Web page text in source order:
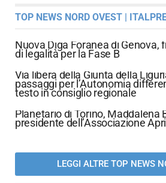
TOP NEWS NORD OVEST |
Nuova Diga Foranea di Genova,
di legalità per la Fase B
Via libera della Giunta della
passaggi per l’Autonomia
testo in consiglio regionale
Planetario di Torino, Maddalena
presidente dell’Associazione
LEGGI ALTRE TOP NEWS